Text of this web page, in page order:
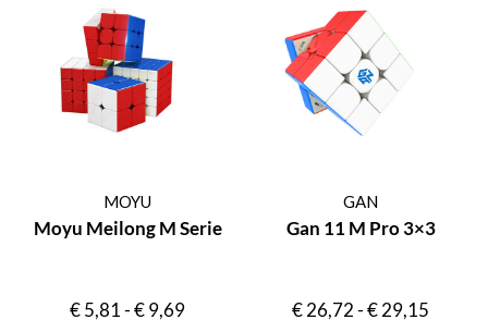
MOYU
Moyu Meilong M Serie
€5,81-€9,69
GAN
Gan 11 M Pro 3×3
€26,72-€29,15